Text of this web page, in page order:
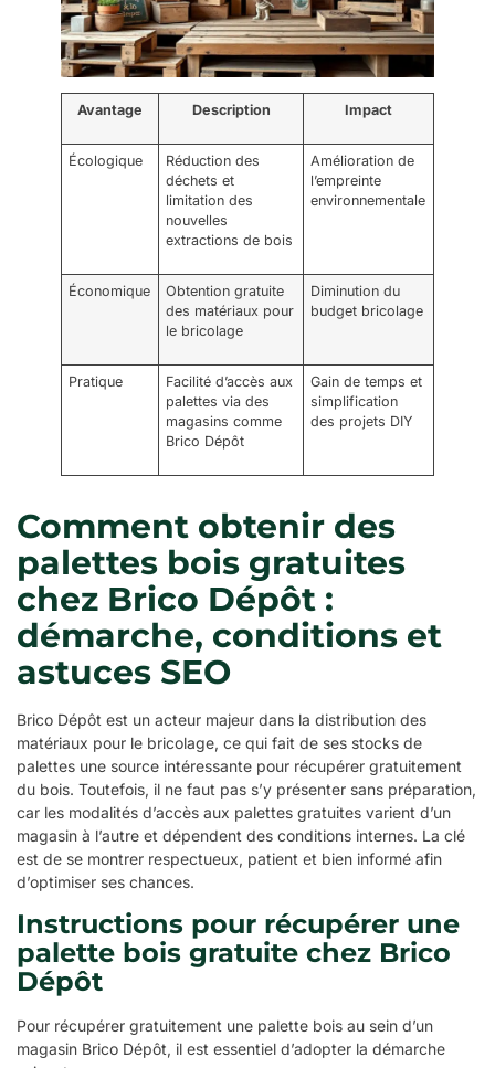
Avantage Description Impact
Écologique
Réduction des
déchets et
limitation des
nouvelles
extractions de bois
Amélioration de
l’empreinte
environnementale
Économique
Obtention gratuite
des matériaux pour
le bricolage
Diminution du
budget bricolage
Pratique
Facilité d’accès aux
palettes via des
magasins comme
Brico Dépôt
Gain de temps et
simplification
des projets DIY
Comment obtenir des
palettes bois gratuites
chez Brico Dépôt :
démarche, conditions et
astuces SEO
Brico Dépôt est un acteur majeur dans la distribution des
matériaux pour le bricolage, ce qui fait de ses stocks de
palettes une source intéressante pour récupérer gratuitement
du bois. Toutefois, il ne faut pas s’y présenter sans préparation,
car les modalités d’accès aux palettes gratuites varient d’un
magasin à l’autre et dépendent des conditions internes. La clé
est de se montrer respectueux, patient et bien informé afin
d’optimiser ses chances.
Instructions pour récupérer une
palette bois gratuite chez Brico
Dépôt
Pour récupérer gratuitement une palette bois au sein d’un
magasin Brico Dépôt, il est essentiel d’adopter la démarche